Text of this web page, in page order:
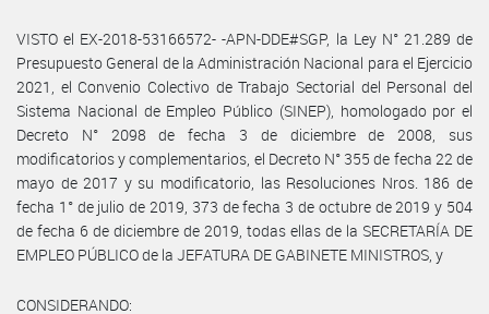
VISTO el EX-2018-53166572- -APN-DDE#SGP, la Ley N° 21.289 de
Presupuesto General de la Administración Nacional para el Ejercicio
2021, el Convenio Colectivo de Trabajo Sectorial del Personal del
Sistema Nacional de Empleo Público (SINEP), homologado por el
Decreto N° 2098 de fecha 3 de diciembre de 2008, sus
modificatorios y complementarios, el Decreto N° 355 de fecha 22 de
mayo de 2017 y su modificatorio, las Resoluciones Nros. 186 de
fecha 1° de julio de 2019, 373 de fecha 3 de octubre de 2019 y 504
de fecha 6 de diciembre de 2019, todas ellas de la SECRETARÍA DE
EMPLEO PÚBLICO de la JEFATURA DE GABINETE MINISTROS, y
CONSIDERANDO: